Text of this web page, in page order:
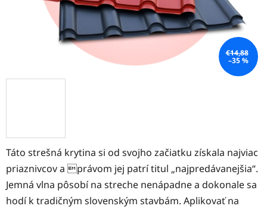
Táto strešná krytina si od svojho začiatku získala najviac
priaznivcov a právom jej patrí titul „najpredávanejšia“.
Jemná vlna pôsobí na streche nenápadne a dokonale sa
hodí k tradičným slovenským stavbám. Aplikovať na
€14,88
–35 %